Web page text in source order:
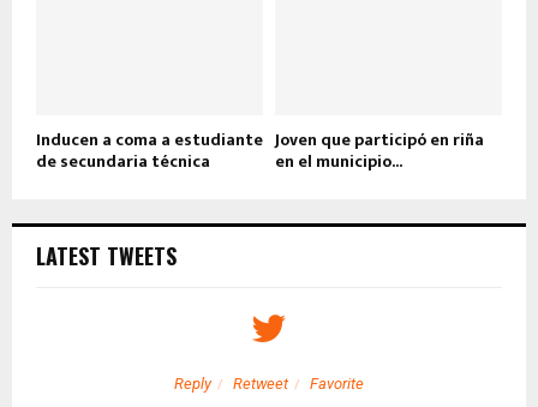
Inducen a coma a estudiante
de secundaria técnica
Joven que participó en riña
en el municipio...
LATEST TWEETS
Reply Retweet Favorite